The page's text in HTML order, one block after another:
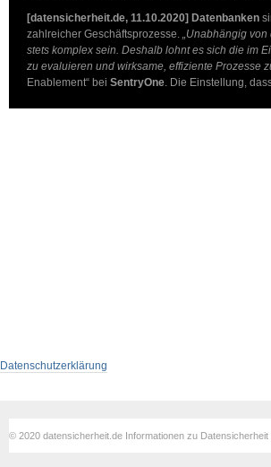
[datensicherheit.de, 11.10.2020] Datenbanken
zahlreicher Geschäftsprozesse. „Unabhängig
stets komplex sein. Deshalb lohnt es sich die im
zu evaluieren und wirksame, effiziente Prozesse
Enablement“ bei SentryOne. Die Einstellung,
Datenschutzerklärung
© 2020 datensicherheit.de Informationen zu